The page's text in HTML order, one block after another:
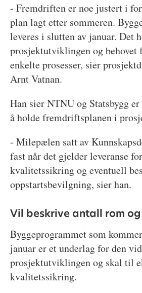
- Fremdriften er noe justert i
plan lagt etter sommeren.
leveres i slutten av januar. Det
prosjektutviklingen og behovet
enkelte prosesser, sier
Arnt Vatnan.
Han sier NTNU og Statsbygg
å holde fremdriftsplanen i
- Milepælen satt av
fast når det gjelder leveranse
kvalitetssikring og eventuell
oppstartsbevilgning, sier han.
Vil beskrive antall rom
Byggeprogrammet som
januar er et underlag for den
prosjektutviklingen og skal til
kvalitetssikring.